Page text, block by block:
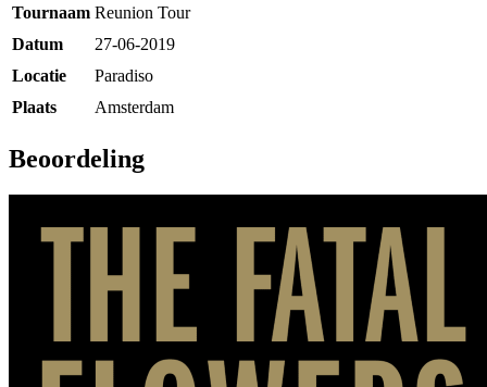
Tournaam Reunion Tour
Datum
27-06-2019
Locatie
Paradiso
Plaats
Amsterdam
Beoordeling